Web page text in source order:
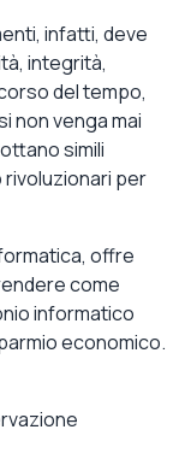
infatti, deve
integrità,
del tempo,
non venga mai
simili
rivoluzionari per
offre
come
informatico
economico.